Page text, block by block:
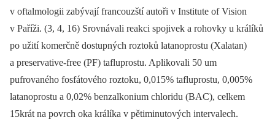
v oftalmologii zabývají francouzští autoři v Institute of Vision
v Paříži. (3, 4, 16) Srovnávali reakci spojivek a rohovky u králíků
po užití komerčně dostupných roztoků latanoprostu (Xalatan)
a preservative-free (PF) tafluprostu. Aplikovali 50 um
pufrovaného fosfátového roztoku, 0,015% tafluprostu, 0,005%
latanoprostu a 0,02% benzalkonium chloridu (BAC), celkem
15krát na povrch oka králíka v pětiminutových intervalech.